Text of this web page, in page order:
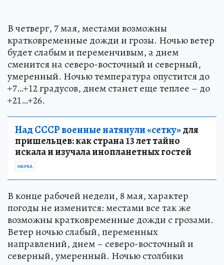
В четверг, 7 мая, местами возможны
кратковременные дожди и грозы. Ночью ветер
будет слабым и переменчивым, а днем
сменится на северо-восточный и северный,
умеренный. Ночью температура опустится до
+7…+12 градусов, днем станет еще теплее – до
+21…+26.
Над СССР военные натянули «сетку»для
пришельцев: как страна 13 лет тайно
искала и изучала инопланетных гостей
НАУКА
В конце рабочей недели, 8 мая, характер
погоды не изменится: местами все так же
возможны кратковременные дожди с грозами.
Ветер ночью слабый, переменных
направлений, днем – северо-восточный и
северный, умеренный. Ночью столбики